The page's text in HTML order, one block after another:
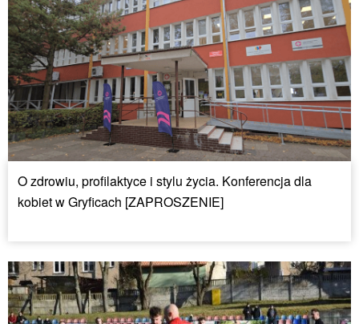
O zdrowiu, profilaktyce i stylu życia. Konferencja dla
kobiet w Gryficach [ZAPROSZENIE]